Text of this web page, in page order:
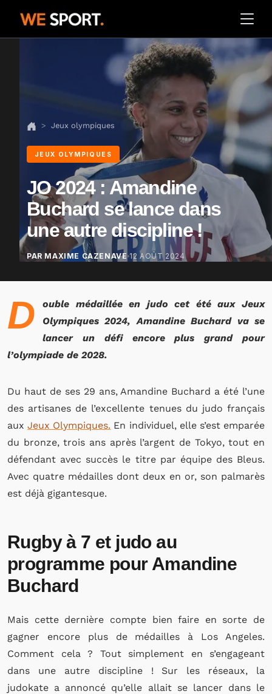
Jeux olympiques
JEUX OLYMPIQUES
JO 2024 : Amandine
Buchard se lance dans
une autre discipline !
PAR MAXIME CAZENAVE 12 AOÛT 2024
D
ouble médaillée en judo cet été aux Jeux
Olympiques 2024, Amandine Buchard va se
lancer un défi encore plus grand pour
l’olympiade de 2028.
Du haut de ses 29 ans, Amandine Buchard a été l’une
des artisanes de l’excellente tenues du judo français
auxJeux Olympiques. En individuel, elle s’est emparée
du bronze, trois ans après l’argent de Tokyo, tout en
défendant avec succès le titre par équipe des Bleus.
Avec quatre médailles dont deux en or, son palmarès
est déjà gigantesque.
Rugby à 7 et judo au
programme pour Amandine
Buchard
Mais cette dernière compte bien faire en sorte de
gagner encore plus de médailles à Los Angeles.
Comment cela ? Tout simplement en s’engageant
dans une autre discipline ! Sur les réseaux, la
judokate a annoncé qu’elle allait se lancer dans le